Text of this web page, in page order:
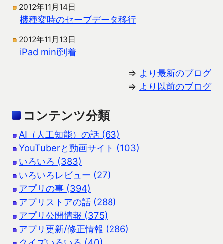
2012年11月14日
機種変時のセーブデータ移行
2012年11月13日
iPad mini到着
⇒ より最新のブログ
⇒ より以前のブログ
コンテンツ分類
AI（人工知能）の話 (63)
YouTuberと動画サイト (103)
いろいろ (383)
いろいろレビュー (27)
アプリの事 (394)
アプリストアの話 (288)
アプリ公開情報 (375)
アプリ更新/修正情報 (286)